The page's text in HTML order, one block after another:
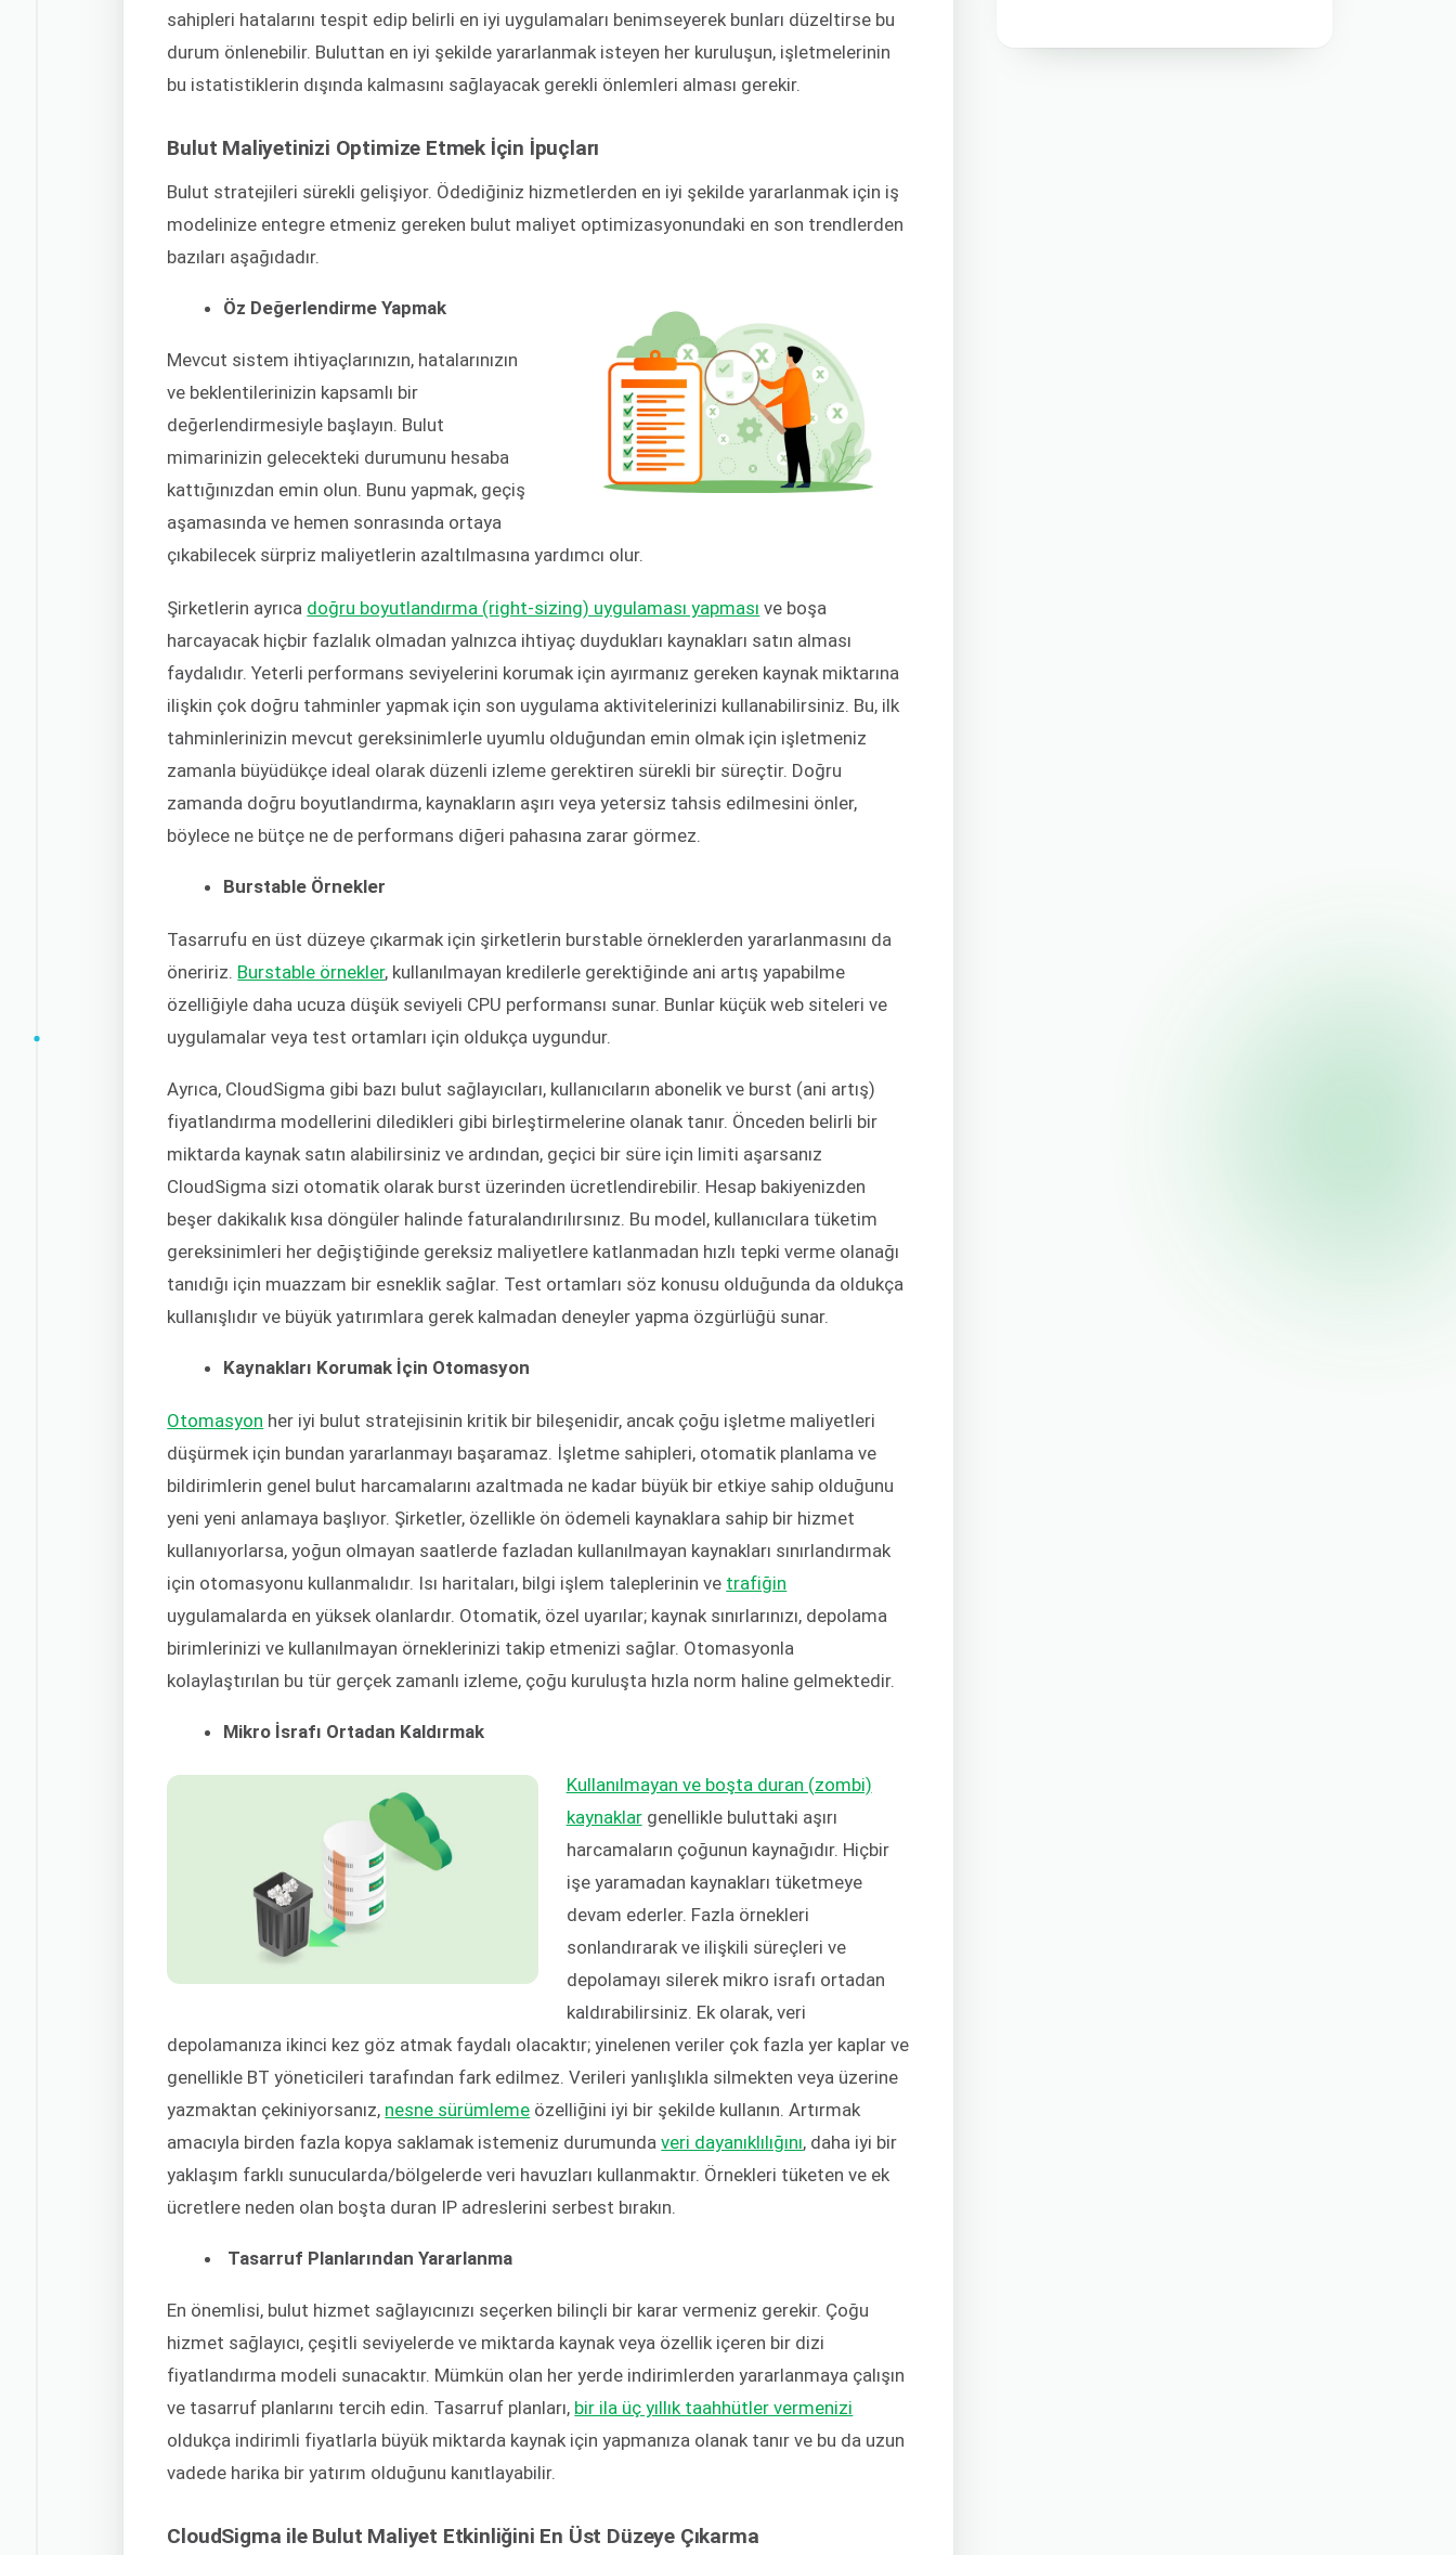
sahipleri hatalarını tespit edip belirli en iyi uygulamaları benimseyerek bunları düzeltirse bu
durum önlenebilir. Buluttan en iyi şekilde yararlanmak isteyen her kuruluşun, işletmelerinin
bu istatistiklerin dışında kalmasını sağlayacak gerekli önlemleri alması gerekir.
Bulut Maliyetinizi Optimize Etmek İçin İpuçları
Bulut stratejileri sürekli gelişiyor. Ödediğiniz hizmetlerden en iyi şekilde yararlanmak için iş
modelinize entegre etmeniz gereken bulut maliyet optimizasyonundaki en son trendlerden
bazıları aşağıdadır.
Öz Değerlendirme Yapmak
Mevcut sistem ihtiyaçlarınızın, hatalarınızın
ve beklentilerinizin kapsamlı bir
değerlendirmesiyle başlayın. Bulut
mimarinizin gelecekteki durumunu hesaba
kattığınızdan emin olun. Bunu yapmak, geçiş
aşamasında ve hemen sonrasında ortaya
çıkabilecek sürpriz maliyetlerin azaltılmasına yardımcı olur.
Şirketlerin ayrıca doğru boyutlandırma (right-sizing) uygulaması yapması ve boşa
harcayacak hiçbir fazlalık olmadan yalnızca ihtiyaç duydukları kaynakları satın alması
faydalıdır. Yeterli performans seviyelerini korumak için ayırmanız gereken kaynak miktarına
ilişkin çok doğru tahminler yapmak için son uygulama aktivitelerinizi kullanabilirsiniz. Bu, ilk
tahminlerinizin mevcut gereksinimlerle uyumlu olduğundan emin olmak için işletmeniz
zamanla büyüdükçe ideal olarak düzenli izleme gerektiren sürekli bir süreçtir. Doğru
zamanda doğru boyutlandırma, kaynakların aşırı veya yetersiz tahsis edilmesini önler,
böylece ne bütçe ne de performans diğeri pahasına zarar görmez.
Burstable Örnekler
Tasarrufu en üst düzeye çıkarmak için şirketlerin burstable örneklerden yararlanmasını da
öneririz. Burstable örnekler, kullanılmayan kredilerle gerektiğinde ani artış yapabilme
özelliğiyle daha ucuza düşük seviyeli CPU performansı sunar. Bunlar küçük web siteleri ve
uygulamalar veya test ortamları için oldukça uygundur.
Ayrıca, CloudSigma gibi bazı bulut sağlayıcıları, kullanıcıların abonelik ve burst (ani artış)
fiyatlandırma modellerini diledikleri gibi birleştirmelerine olanak tanır. Önceden belirli bir
miktarda kaynak satın alabilirsiniz ve ardından, geçici bir süre için limiti aşarsanız
CloudSigma sizi otomatik olarak burst üzerinden ücretlendirebilir. Hesap bakiyenizden
beşer dakikalık kısa döngüler halinde faturalandırılırsınız. Bu model, kullanıcılara tüketim
gereksinimleri her değiştiğinde gereksiz maliyetlere katlanmadan hızlı tepki verme olanağı
tanıdığı için muazzam bir esneklik sağlar. Test ortamları söz konusu olduğunda da oldukça
kullanışlıdır ve büyük yatırımlara gerek kalmadan deneyler yapma özgürlüğü sunar.
Kaynakları Korumak İçin Otomasyon
Otomasyon her iyi bulut stratejisinin kritik bir bileşenidir, ancak çoğu işletme maliyetleri
düşürmek için bundan yararlanmayı başaramaz. İşletme sahipleri, otomatik planlama ve
bildirimlerin genel bulut harcamalarını azaltmada ne kadar büyük bir etkiye sahip olduğunu
yeni yeni anlamaya başlıyor. Şirketler, özellikle ön ödemeli kaynaklara sahip bir hizmet
kullanıyorlarsa, yoğun olmayan saatlerde fazladan kullanılmayan kaynakları sınırlandırmak
için otomasyonu kullanmalıdır. Isı haritaları, bilgi işlem taleplerinin ve trafiğin
uygulamalarda en yüksek olanlardır. Otomatik, özel uyarılar; kaynak sınırlarınızı, depolama
birimlerinizi ve kullanılmayan örneklerinizi takip etmenizi sağlar. Otomasyonla
kolaylaştırılan bu tür gerçek zamanlı izleme, çoğu kuruluşta hızla norm haline gelmektedir.
Mikro İsrafı Ortadan Kaldırmak
Kullanılmayan ve boşta duran (zombi)
kaynaklargenellikle buluttaki aşırı
harcamaların çoğunun kaynağıdır. Hiçbir
işe yaramadan kaynakları tüketmeye
devam ederler. Fazla örnekleri
sonlandırarak ve ilişkili süreçleri ve
depolamayı silerek mikro israfı ortadan
kaldırabilirsiniz. Ek olarak, veri
depolamanıza ikinci kez göz atmak faydalı olacaktır; yinelenen veriler çok fazla yer kaplar ve
genellikle BT yöneticileri tarafından fark edilmez. Verileri yanlışlıkla silmekten veya üzerine
yazmaktan çekiniyorsanız, nesne sürümleme özelliğini iyi bir şekilde kullanın. Artırmak
amacıyla birden fazla kopya saklamak istemeniz durumundaveri dayanıklılığını, daha iyi bir
yaklaşım farklı sunucularda/bölgelerde veri havuzları kullanmaktır. Örnekleri tüketen ve ek
ücretlere neden olan boşta duran IP adreslerini serbest bırakın.
Tasarruf Planlarından Yararlanma
En önemlisi, bulut hizmet sağlayıcınızı seçerken bilinçli bir karar vermeniz gerekir. Çoğu
hizmet sağlayıcı, çeşitli seviyelerde ve miktarda kaynak veya özellik içeren bir dizi
fiyatlandırma modeli sunacaktır. Mümkün olan her yerde indirimlerden yararlanmaya çalışın
ve tasarruf planlarını tercih edin. Tasarruf planları, bir ila üç yıllık taahhütler vermenizi
oldukça indirimli fiyatlarla büyük miktarda kaynak için yapmanıza olanak tanır ve bu da uzun
vadede harika bir yatırım olduğunu kanıtlayabilir.
CloudSigma ile Bulut Maliyet Etkinliğini En Üst Düzeye Çıkarma